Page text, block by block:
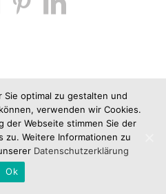
|
Sie optimal zu gestalten und
verwenden wir Cookies.
der Webseite stimmen Sie der
zu. Weitere Informationen zu
Datenschutzerklärung
Ok